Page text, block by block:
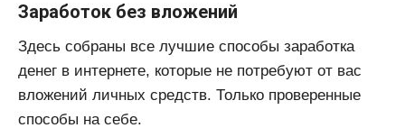
Заработок без вложений
Здесь собраны все лучшие способы заработка
денег в интернете, которые не потребуют от вас
вложений личных средств. Только проверенные
способы на себе.